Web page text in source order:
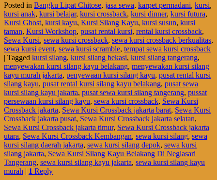
Posted in Bangku Lipat Chitose, jasa sewa, karpet permadani, kursi,
kursi anak, kursi belajar, kursi crossback, kursi dinner, kursi futura,
Kursi Ghost, kursi kayu, Kursi Silang Kayu, kursi susun, kursi
taman, Kursi Workshop, pusat rental kursi, rental kursi crossback,
Sewa Kursi, sewa kursi crossback, sewa kursi crossback berkualitas,
sewa kursi event, sewa kursi scramble, tempat sewa kursi crossback
| Tagged kursi silang, kursi silang bekasi, kursi silang tangerang,
menyewakan kursi silang kayu belakang, menyewakan kursi silang
kayu murah jakarta, penyewaan kursi silang kayu, pusat rental kursi
silang kayu, pusat rental kursi silang kayu belakang, pusat sewa
kursi silang kayu jakarta, pusat sewa kursi silang tangerang, pussat
persewaan kursi silang kayu, sewa kursi crossback, Sewa Kursi
Crossback jakarta, Sewa Kursi Crossback jakarta barat, Sewa Kursi
Crossback jakarta pusat, Sewa Kursi Crossback jakarta selatan,
Sewa Kursi Crossback jakarta timur, Sewa Kursi Crossback jakarta
utara, Sewa Kursi Crossback Kembangan, sewa kursi silang, sewa
kursi silang daerah jakarta, sewa kursi silang depok, sewa kursi
silang jakarta, Sewa Kursi Silang Kayu Belakang Di Neglasari
Tangerang, sewa kursi silang kayu jakarta, sewa kursi silang kayu
murah | 1 Reply